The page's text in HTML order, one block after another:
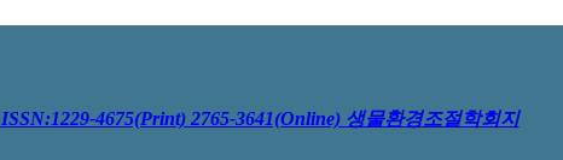
ISSN:1229-4675(Print) 2765-3641(Online) 생물환경조절학회지